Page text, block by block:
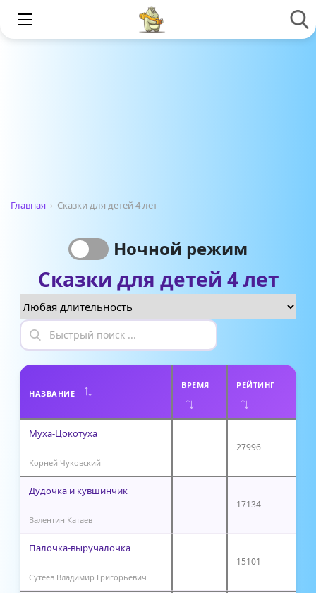
Главная › Сказки для детей 4 лет
Ночной режим
Сказки для детей 4 лет
НАЗВАНИЕ
ВРЕМЯ РЕЙТИНГ
Муха-Цокотуха
Корней Чуковский
27996
Дудочка и кувшинчик
Валентин Катаев
17134
Палочка-выручалочка
Сутеев Владимир Григорьевич
15101